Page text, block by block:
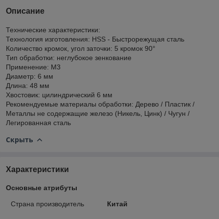
Описание
Технические характеристики:
Технология изготовления: HSS - Быстрорежущая сталь
Количество кромок, угол заточки: 5 кромок 90°
Тип обработки: неглубокое зенкование
Применение: M3
Диаметр: 6 мм
Длина: 48 мм
Хвостовик: цилиндрический 6 мм
Рекомендуемые материалы обработки: Дерево / Пластик /
Металлы не содержащие железо (Никель, Цинк) / Чугун /
Легированная сталь
Скрыть
Характеристики
Основные атрибуты
Страна производитель Китай